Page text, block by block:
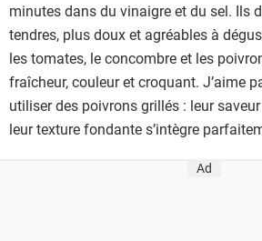
minutes dans du vinaigre et du sel. Ils
tendres, plus doux et agréables à
les tomates, le concombre et les
fraîcheur, couleur et croquant. J’aime
utiliser des poivrons grillés : leur
leur texture fondante s’intègre
Ad